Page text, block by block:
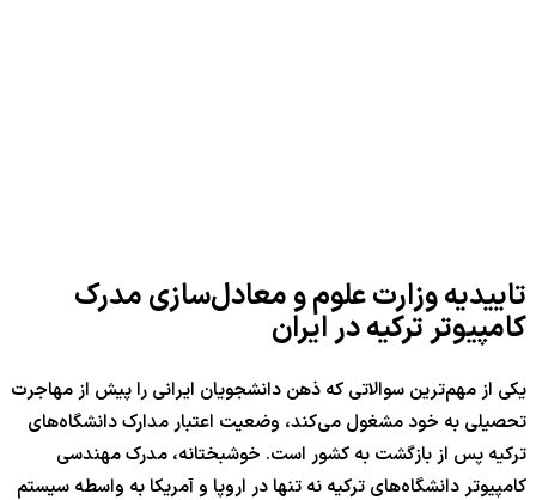
تاییدیه وزارت علوم و معادل‌سازی مدرک
کامپیوتر ترکیه در ایران
یکی از مهم‌ترین سوالاتی که ذهن دانشجویان ایرانی را پیش از مهاجرت
تحصیلی به خود مشغول می‌کند، وضعیت اعتبار مدارک دانشگاه‌های
ترکیه پس از بازگشت به کشور است. خوشبختانه، مدرک مهندسی
کامپیوتر دانشگاه‌های ترکیه نه تنها در اروپا و آمریکا به واسطه سیستم